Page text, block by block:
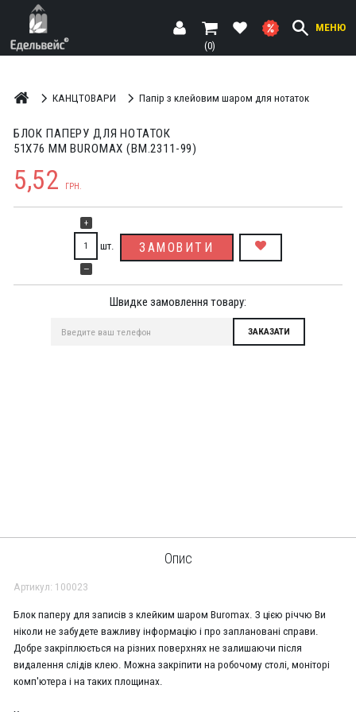
МЕНЮ
(0)
КАНЦТОВАРИ Папір з клейовим шаром для нотаток
БЛОК ПАПЕРУ ДЛЯ НОТАТОК
51Х76 ММ BUROMAX (BM.2311-99)
5,52 ГРН.
+
шт.
—
ЗАМОВИТИ
Швидке замовлення товару:
Опис
Артикул: 100023
Блок паперу для записів з клейким шаром Buromax. З цією річчю Ви
ніколи не забудете важливу інформацію і про заплановані справи.
Добре закріплюється на різних поверхнях не залишаючи після
видалення слідів клею. Можна закріпити на робочому столі, моніторі
комп'ютера і на таких площинах.